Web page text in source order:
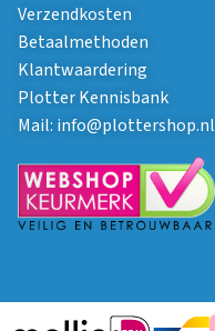
Verzendkosten
Betaalmethoden
Klantwaardering
Plotter Kennisbank
Mail: info@plottershop.nl